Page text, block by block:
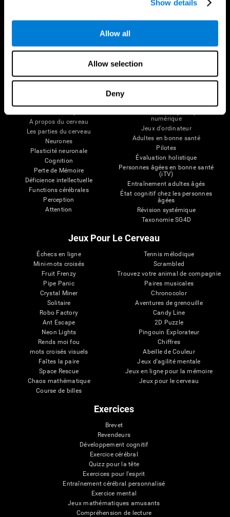
Show details
Allow all
Allow selection
Deny
Nous suivre
A propos du cerveau
Les parties du cerveau
Neurones
Plasticité neuronale
Cognition
Perte de Mémoire
Déficience intellectuelle
Functions cérébrales
Perception
Attention
numérique
Jeux d'ordinateur
Adultes en bonne santé
Pilotes
Évaluation holistique
Personnes âgées en bonne santé
(iTV)
Entraînement adultes âgés
État cognitif chez les personnes
âgées
Révision systémique
Taxonomie SG4D
Jeux Pour Le Cerveau
Échecs en ligne
Mini-mots croisés
Fruit Frenzy
Pipe Panic
Crystal Miner
Solitaire
Robo Factory
Ant Escape
Neon Lights
Rends moi fou
mots croisés visuels
Faîtes la paire
Space Rescue
Chaos mathématique
Course de billes
Tennis mélodique
Scrambled
Trouvez votre animal de compagnie
Paires musicales
Chronocolor
Aventures de grenouille
Candy Line
2D Puzzle
Pingouin Explorateur
Chiffres
Abeille de Couleur
Jeux d'agilité mentale
Jeux en ligne pour la mémoire
Jeux pour le cerveau
Exercices
Brevet
Revendeurs
Développement cognitif
Exercice cérébral
Quizz pour la tête
Exercices pour l'esprit
Entraînement cérébral personnalisé
Exercice mental
Jeux mathématiques amusants
Compréhension de lecture